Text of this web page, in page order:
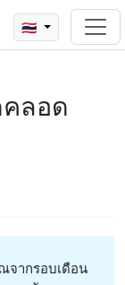
🇹🇭
ลอด
ากรอบเดือน